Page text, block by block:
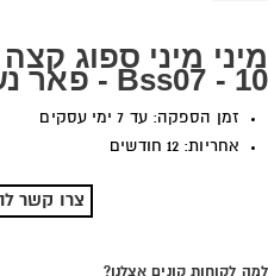
מיני מיני ספוג
10 - Bss07 - פאר נשר
זמן הספקה: עד 7 ימי עסקים
אחריות: 12 חודשים
צרו קשר
למה לקוחות קונים אצלנו?